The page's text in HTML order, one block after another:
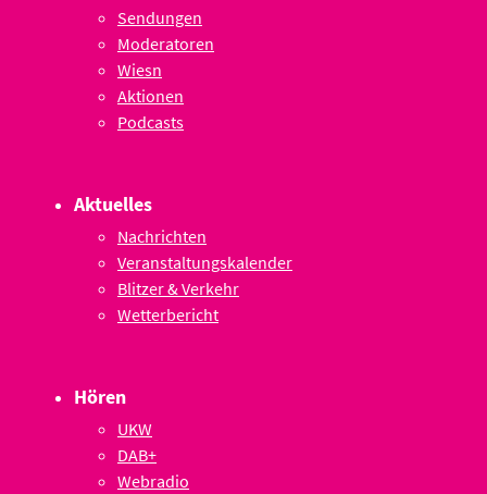
Sendungen
Moderatoren
Wiesn
Aktionen
Podcasts
Aktuelles
Nachrichten
Veranstaltungskalender
Blitzer & Verkehr
Wetterbericht
Hören
UKW
DAB+
Webradio